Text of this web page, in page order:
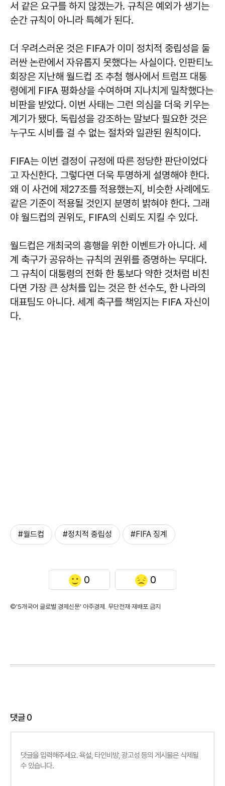
서 같은 요구를 하지 않겠는가. 규칙은 예외가 생기는
순간 규칙이 아니라 특혜가 된다.
더 우려스러운 것은 FIFA가 이미 정치적 중립성을 둘
러싼 논란에서 자유롭지 못했다는 사실이다. 인판티노
회장은 지난해 월드컵 조 추첨 행사에서 트럼프 대통
령에게 FIFA 평화상을 수여하며 지나치게 밀착했다는
비판을 받았다. 이번 사태는 그런 의심을 더욱 키우는
계기가 됐다. 독립성을 강조하는 말보다 필요한 것은
누구도 시비를 걸 수 없는 절차와 일관된 원칙이다.
FIFA는 이번 결정이 규정에 따른 정당한 판단이었다
고 자신한다. 그렇다면 더욱 투명하게 설명해야 한다.
왜 이 사건에 제27조를 적용했는지, 비슷한 사례에도
같은 기준이 적용될 것인지 분명히 밝혀야 한다. 그래
야 월드컵의 권위도, FIFA의 신뢰도 지킬 수 있다.
월드컵은 개최국의 흥행을 위한 이벤트가 아니다. 세
계 축구가 공유하는 규칙의 권위를 증명하는 무대다.
그 규칙이 대통령의 전화 한 통보다 약한 것처럼 비친
다면 가장 큰 상처를 입는 것은 한 선수도, 한 나라의
대표팀도 아니다. 세계 축구를 책임지는 FIFA 자신이
다.
#월드컵 #정치적 중립성 #FIFA 징계
0 0
©'5개국어 글로벌 경제신문' 아주경제. 무단전재·재배포 금지
댓글0